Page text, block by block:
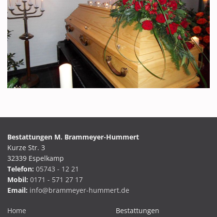
Bestattungen M. Brammeyer-Hummert
Kurze Str. 3
32339 Espelkamp
Telefon: 05743 - 12 21
Mobil: 0171 - 571 27 17
Email: info@brammeyer-hummert.de
Home
Bestattungen